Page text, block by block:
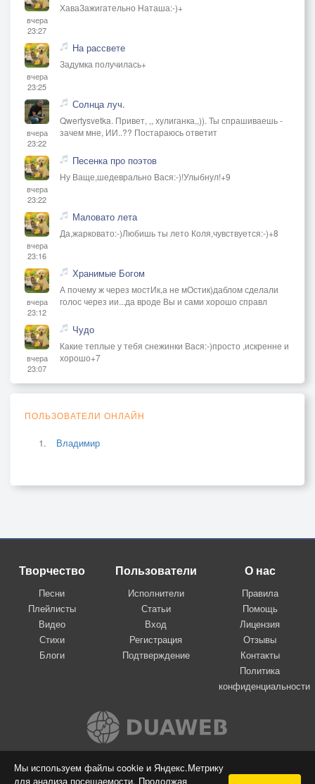
Мы используем файлы cookie и Яндекс.Метрику
для анализа посещаемости. Продолжая
вчера
23:27
ХаваЗажигательно Наташа:-)+
вчера
23:25
На рассвете
Задумка получилась+
вчера
23:22
Солнца луч.
Qwertysvetka. Привет, ,, хулиганка,,)). Ты спрашиваешь -
зачем мне, ИИ..?? Постараюсь ответит
вчера
23:22
Песенка про поэтов
Ну Ваще,шедеврально Вася:-)!Улыбнул!+9
вчера
23:16
Маловато лета
Да,жарковато:-)Любишь ты лето Коля,чувствуется:-)+8
вчера
23:12
Хранимые Богом
А почему ж через мостИк,а не мОстик)даблом сделали
голос через ии...да вроде Вы и сами хорошо справл
вчера
23:07
Чудо
Какие теплые у тебя снежинки Вася:-)просто ,искренне и
хорошо+7
ПОЛЬЗОВАТЕЛИ ОНЛАЙН
Владимир
Творчество
Песни
Плейлисты
Видео
Стихи
Блоги
Пользователи
Исполнители
Статьи
Вход
Регистрация
Подтверждение
О нас
Правила
Помощь
Лицензия
Отзывы
Контакты
Политика
конфиденциальности
Вконтакте